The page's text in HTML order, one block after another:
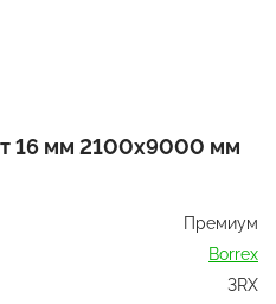
16 мм 2100х9000 мм
Премиум
Borrex
3RX